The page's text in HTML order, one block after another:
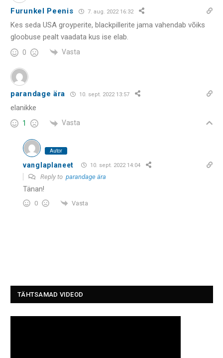
Furunkel Peenis 7. aug. 2022 16:32
Kes seda USA groyperite, blackpillerite jama vahendab võiks
gloobuse pealt vaadata kus ise elab.
0 Vasta
parandage ära 10. sept. 2022 13:57
elanikke
1 Vasta
Autor
vanglaplaneet 10. sept. 2022 14:04
Reply to parandage ära
Tänan!
0 Vasta
TÄHTSAMAD VIDEOD